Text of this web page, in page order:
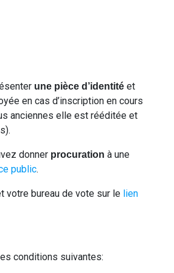
une pièce d’identitéet
en cas d’inscription en cours
anciennes elle est rééditée et
donner procuration à une
public.
votre bureau de vote sur le lien
conditions suivantes: